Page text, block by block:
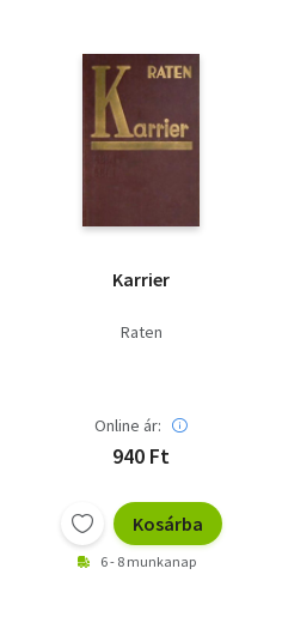
Karrier
Raten
Online ár:
940 Ft
Kosárba
6 - 8 munkanap